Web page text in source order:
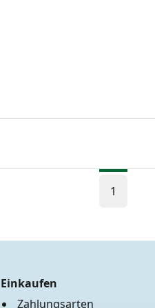
1
Einkaufen
Zahlungsarten